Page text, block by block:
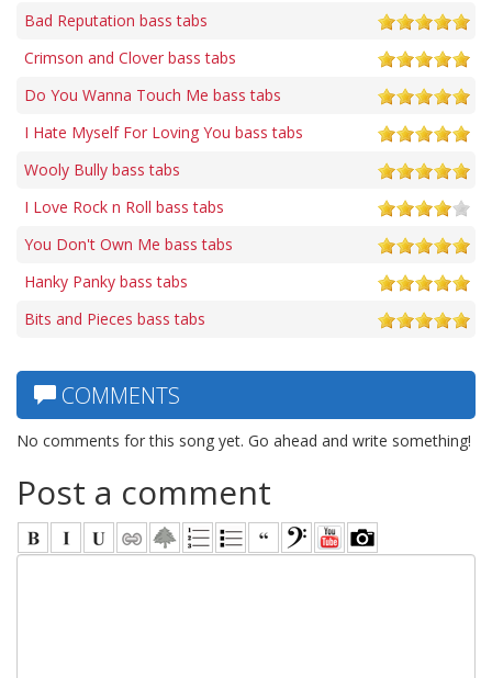
Bad Reputation bass tabs
Crimson and Clover bass tabs
Do You Wanna Touch Me bass tabs
I Hate Myself For Loving You bass tabs
Wooly Bully bass tabs
I Love Rock n Roll bass tabs
You Don't Own Me bass tabs
Hanky Panky bass tabs
Bits and Pieces bass tabs
COMMENTS
No comments for this song yet. Go ahead and write something!
Post a comment